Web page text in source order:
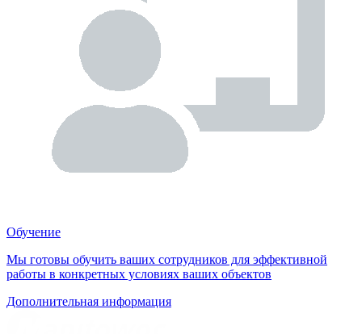
Обучение
Мы готовы обучить ваших сотрудников для эффективной
работы в конкретных условиях ваших объектов
Дополнительная информация